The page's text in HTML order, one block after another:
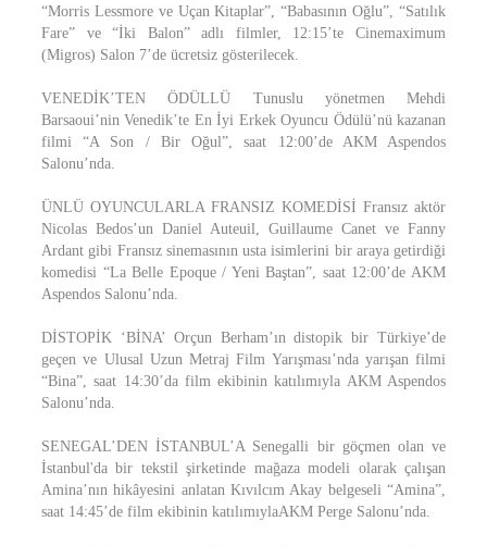
“Morris Lessmore ve Uçan Kitaplar”, “Babasının Oğlu”, “Satılık
Fare” ve “İki Balon” adlı filmler, 12:15’te Cinemaximum
(Migros) Salon 7’de ücretsiz gösterilecek.
VENEDİK’TEN ÖDÜLLÜ Tunuslu yönetmen Mehdi
Barsaoui’nin Venedik’te En İyi Erkek Oyuncu Ödülü’nü kazanan
filmi “A Son / Bir Oğul”, saat 12:00’de AKM Aspendos
Salonu’nda.
ÜNLÜ OYUNCULARLA FRANSIZ KOMEDİSİ Fransız aktör
Nicolas Bedos’un Daniel Auteuil, Guillaume Canet ve Fanny
Ardant gibi Fransız sinemasının usta isimlerini bir araya getirdiği
komedisi “La Belle Epoque / Yeni Baştan”, saat 12:00’de AKM
Aspendos Salonu’nda.
DİSTOPİK ‘BİNA’ Orçun Berham’ın distopik bir Türkiye’de
geçen ve Ulusal Uzun Metraj Film Yarışması’nda yarışan filmi
“Bina”, saat 14:30’da film ekibinin katılımıyla AKM Aspendos
Salonu’nda.
SENEGAL’DEN İSTANBUL’A Senegalli bir göçmen olan ve
İstanbul'da bir tekstil şirketinde mağaza modeli olarak çalışan
Amina’nın hikâyesini anlatan Kıvılcım Akay belgeseli “Amina”,
saat 14:45’de film ekibinin katılımıylaAKM Perge Salonu’nda.